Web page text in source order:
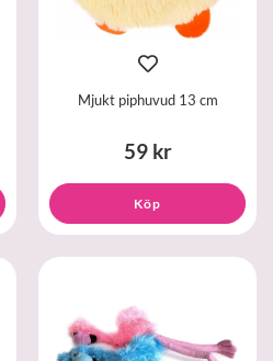
Mjukt piphuvud 13 cm
59 kr
Köp